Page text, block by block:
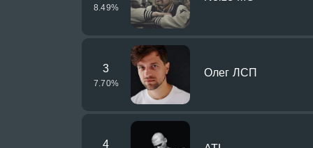
8.49%
3
7.70%
Олег ЛСП
4